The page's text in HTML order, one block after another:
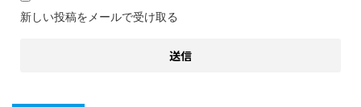
新しい投稿をメールで受け取る